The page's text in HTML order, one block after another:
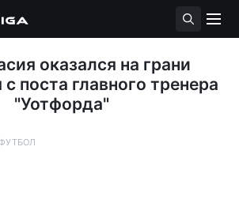
оказался на грани
поста главного тренера
"Уотфорда"
ФУТБОЛ